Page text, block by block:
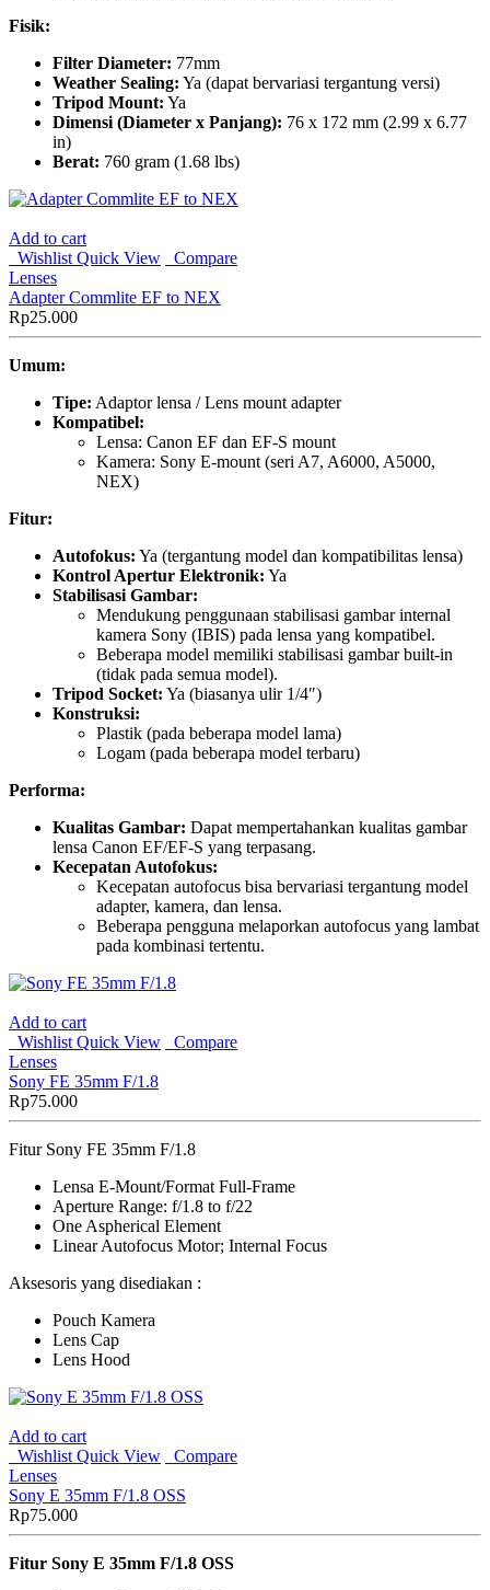
Fisik:
Filter Diameter: 77mm
Weather Sealing: Ya (dapat bervariasi tergantung versi)
Tripod Mount: Ya
Dimensi (Diameter x Panjang): 76 x 172 mm (2.99 x 6.77
in)
Berat: 760 gram (1.68 lbs)
Add to cart
Wishlist Quick View
Compare
Lenses
Adapter Commlite EF to NEX
Rp25.000
Umum:
Tipe: Adaptor lensa / Lens mount adapter
Kompatibel:
Lensa: Canon EF dan EF-S mount
Kamera: Sony E-mount (seri A7, A6000, A5000,
NEX)
Fitur:
Autofokus: Ya (tergantung model dan kompatibilitas lensa)
Kontrol Apertur Elektronik: Ya
Stabilisasi Gambar:
Mendukung penggunaan stabilisasi gambar internal
kamera Sony (IBIS) pada lensa yang kompatibel.
Beberapa model memiliki stabilisasi gambar built-in
(tidak pada semua model).
Tripod Socket: Ya (biasanya ulir 1/4″)
Konstruksi:
Plastik (pada beberapa model lama)
Logam (pada beberapa model terbaru)
Performa:
Kualitas Gambar: Dapat mempertahankan kualitas gambar
lensa Canon EF/EF-S yang terpasang.
Kecepatan Autofokus:
Kecepatan autofocus bisa bervariasi tergantung model
adapter, kamera, dan lensa.
Beberapa pengguna melaporkan autofocus yang lambat
pada kombinasi tertentu.
Add to cart
Wishlist Quick View
Compare
Lenses
Sony FE 35mm F/1.8
Rp75.000
Fitur Sony FE 35mm F/1.8
Lensa E-Mount/Format Full-Frame
Aperture Range: f/1.8 to f/22
One Aspherical Element
Linear Autofocus Motor; Internal Focus
Aksesoris yang disediakan :
Pouch Kamera
Lens Cap
Lens Hood
Add to cart
Wishlist Quick View
Compare
Lenses
Sony E 35mm F/1.8 OSS
Rp75.000
Fitur Sony E 35mm F/1.8 OSS